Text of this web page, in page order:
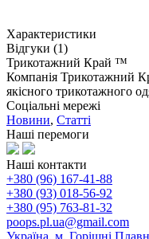
Характеристики
Відгуки (1)
Трикотажний Край ™
Компанія Трикотажний
якісного трикотажного
Соціальні мережі
Новини, Статті
Наші перемоги
Наші контакти
+380 (96) 167-41-88
+380 (93) 018-56-92
+380 (95) 763-81-32
poops.pl.ua@gmail.com
Україна, м. Горішні